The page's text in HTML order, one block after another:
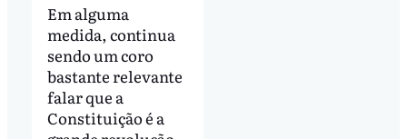
Em alguma
medida, continua
sendo um coro
bastante relevante
falar que a
Constituição é a